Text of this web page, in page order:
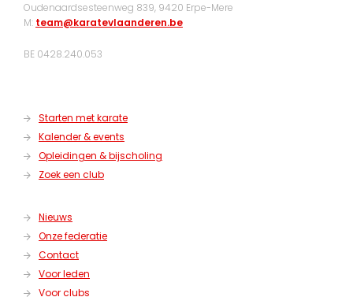
Oudenaardsesteenweg 839, 9420 Erpe-Mere
M: team@karatevlaanderen.be
BE 0428.240.053
Starten met karate
Kalender & events
Opleidingen & bijscholing
Zoek een club
Nieuws
Onze federatie
Contact
Voor leden
Voor clubs